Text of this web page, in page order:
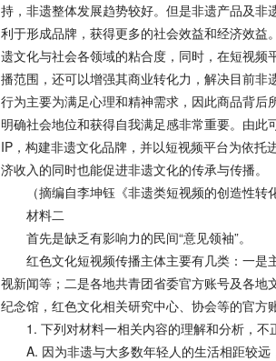
持，非遗整体发展趋势较好。但是非遗产品及
利于形成品牌，获得更多的社会效益和经济效
遗文化与社会各领域的粘合度，同时，在短视
播范围，还可以增强其商业转化力，解决目前
行为主要为满足心理和精神需求，因此商品背
明确社会地位和获得自我满足感非常重要。由
IP，构建非遗文化品牌，并以短视频平台为依
济收入的同时也能促进非遗文化的传承与传播。
（摘编自李坤钰《非遗类短视频的创造性转化
材料二
首先是缺乏有影响力的民间“意见领袖”。
红色文化短视频传播主体主要有几类：一是
视新闻等；二是各地共青团省委官方账号及各
纪念馆，红色文化相关研究中心、协会等的官方
1. 下列对材料一相关内容的理解和分析，不
A. 因为非遗与大多数年轻人的生活相距较远